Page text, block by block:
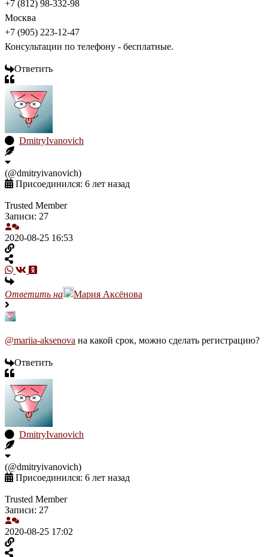
+7 (812) 98-332-98
Москва
+7 (905) 223-12-47
Консультации по телефону - бесплатные.
Ответить
DmitryIvanovich
(@dmitryivanovich)
Присоединился: 6 лет назад
Trusted Member
Записи: 27
2020-08-25 16:53
Ответить на Мария Аксёнова
@mariia-aksenova на какой срок, можно сделать регистрацию?
Ответить
DmitryIvanovich
(@dmitryivanovich)
Присоединился: 6 лет назад
Trusted Member
Записи: 27
2020-08-25 17:02